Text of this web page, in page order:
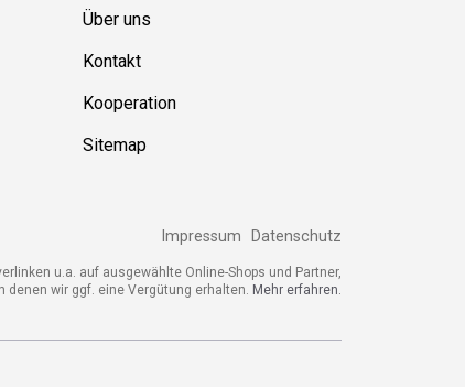
Über uns
Kontakt
Kooperation
Sitemap
Impressum Datenschutz
u.a. auf ausgewählte Online-Shops und Partner,
denen wir ggf. eine Vergütung erhalten.
Mehr erfahren.